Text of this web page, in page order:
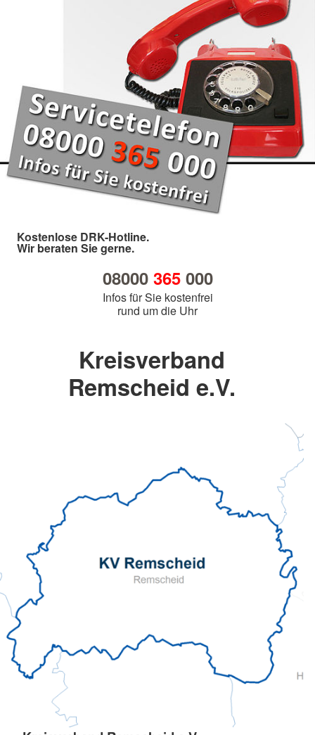
Kostenlose DRK-Hotline.
Wir beraten Sie gerne.
08000 365000
Infos für Sie kostenfrei
rund um die Uhr
Kreisverband
Remscheid e.V.